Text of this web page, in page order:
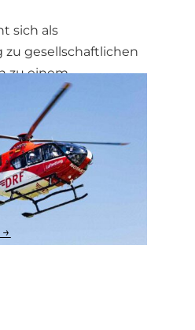
sich als
gesellschaftlichen
zu einem